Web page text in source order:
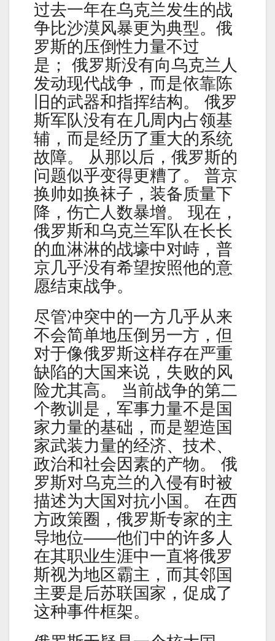
过去一年在乌克兰发生的战
争比沙漠风暴更为典型。俄
罗斯的压倒性力量不过
是； 俄罗斯没有向乌克兰人
发动现代战争，而是依靠陈
旧的武器和指挥结构。 俄罗
斯军队没有在几周内占领基
辅，而是经历了重大的系统
故障。 从那以后，俄罗斯的
问题似乎变得更糟了。 普京
换帅如换袜子，装备质量下
降，伤亡人数暴增。 现在，
俄罗斯和乌克兰军队在长长
的血淋淋的战壕中对峙，普
京几乎没有希望按照他的意
愿结束战争。
尽管冲突中的一方几乎从来
不会简单地压倒另一方，但
对于像俄罗斯这样存在严重
缺陷的大国来说，失败的风
险尤其高。 当前战争的第二
个教训是，军事力量不是国
家力量的基础，而是塑造国
家武装力量的经济、技术、
政治和社会因素的产物。 俄
罗斯对乌克兰的入侵有时被
描述为大国对抗小国。 在西
方政策圈，俄罗斯专家的主
导地位——他们中的许多人
在其职业生涯中一直将俄罗
斯视为地区霸主，而其邻国
主要是后苏联国家，促成了
这种事件框架。